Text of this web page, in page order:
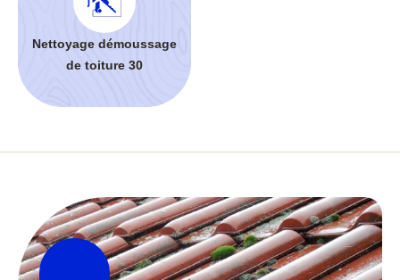
Nettoyage démoussage
de toiture 30